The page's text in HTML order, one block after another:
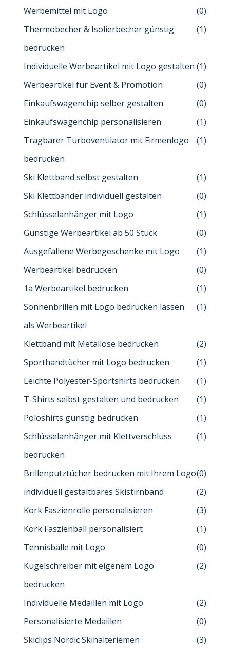
Werbemittel mit Logo
(0)
Thermobecher & Isolierbecher günstig
bedrucken
(1)
Individuelle Werbeartikel mit Logo gestalten (1)
Werbeartikel für Event & Promotion
(0)
Einkaufswagenchip selber gestalten
(0)
Einkaufswagenchip personalisieren
(1)
Tragbarer Turboventilator mit Firmenlogo
bedrucken
(1)
Ski Klettband selbst gestalten
(1)
Ski Klettbänder individuell gestalten
(0)
Schlüsselanhänger mit Logo
(1)
Günstige Werbeartikel ab 50 Stück
(0)
Ausgefallene Werbegeschenke mit Logo
(1)
Werbeartikel bedrucken
(0)
1a Werbeartikel bedrucken
(1)
Sonnenbrillen mit Logo bedrucken lassen
als Werbeartikel
(1)
Klettband mit Metallöse bedrucken
(2)
Sporthandtücher mit Logo bedrucken
(1)
Leichte Polyester-Sportshirts bedrucken
(1)
T-Shirts selbst gestalten und bedrucken
(1)
Poloshirts günstig bedrucken
(1)
Schlüsselanhänger mit Klettverschluss
bedrucken
(1)
Brillenputztücher bedrucken mit Ihrem Logo(0)
individuell gestaltbares Skistirnband
(2)
Kork Faszienrolle personalisieren
(3)
Kork Faszienball personalisiert
(1)
Tennisbälle mit Logo
(0)
Kugelschreiber mit eigenem Logo
bedrucken
(2)
Individuelle Medaillen mit Logo
(2)
Personalisierte Medaillen
(0)
Skiclips Nordic Skihalteriemen
(3)